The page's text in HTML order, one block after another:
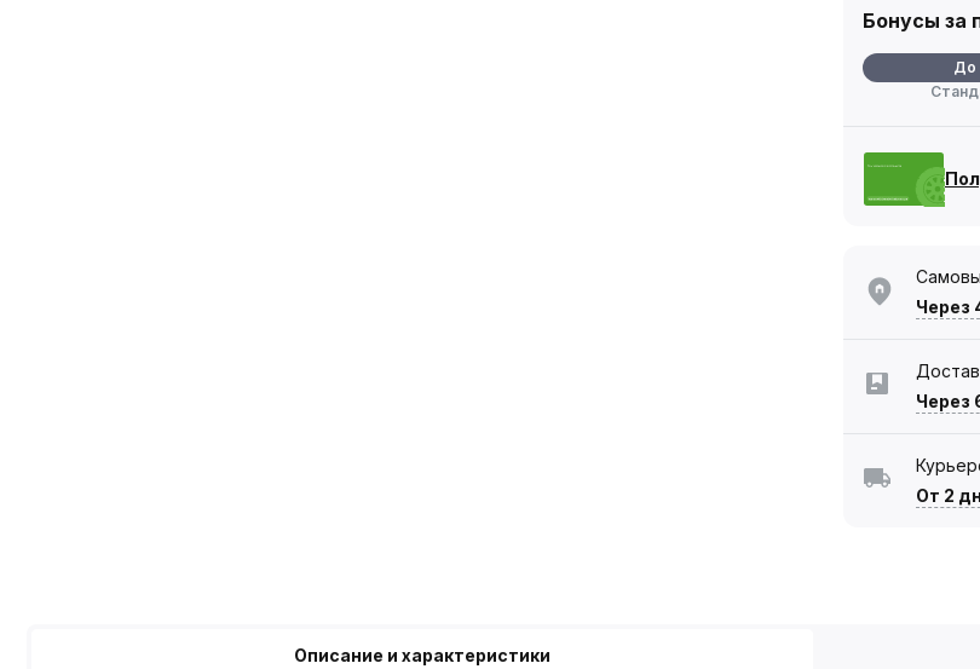
Бонусы за
До
Через
Через
От 2
Описание и характеристики